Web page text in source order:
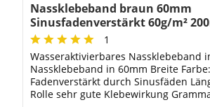
Nassklebeband braun 60mm
Sinusfadenverstärkt 60g/m²
Rolle)
1
Wasseraktivierbares Nassklebeband
Nassklebeband in 60mm Breite
Fadenverstärkt durch Sinusfäden
Rolle sehr gute Klebewirkung